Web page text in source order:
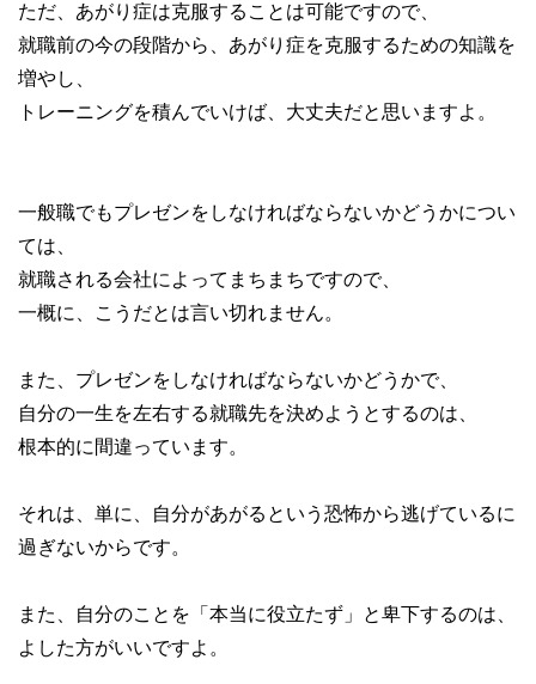
ただ、あがり症は克服することは可能ですので、
就職前の今の段階から、あがり症を克服するための知識を
増やし、
トレーニングを積んでいけば、大丈夫だと思いますよ。
一般職でもプレゼンをしなければならないかどうかについ
ては、
就職される会社によってまちまちですので、
一概に、こうだとは言い切れません。
また、プレゼンをしなければならないかどうかで、
自分の一生を左右する就職先を決めようとするのは、
根本的に間違っています。
それは、単に、自分があがるという恐怖から逃げているに
過ぎないからです。
また、自分のことを「本当に役立たず」と卑下するのは、
よした方がいいですよ。